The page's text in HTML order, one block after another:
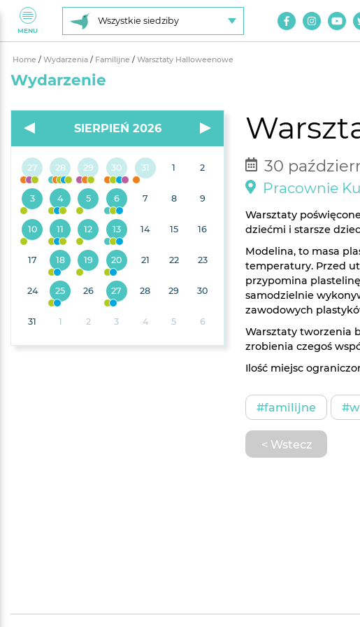
MENU
Wszystkie siedziby
Home / Wydarzenia / Familijne / Warsztaty Halloweenowe
Wydarzenie
30
Pracownie
Warsztaty
dziećmi i starsze
Modelina, to masa
temperatury. Przed
przypomina
samodzielnie
zawodowych
Warsztaty tworzenia
zrobienia czegoś
Ilość miejsc
#familijne
< Wstecz
SIERPIEŃ 2026
27 28 29 30 31 1 2
3 4 5 6 7 8 9
10 11 12 13 14 15 16
17 18 19 20 21 22 23
24 25 26 27 28 29 30
31 1 2 3 4 5 6